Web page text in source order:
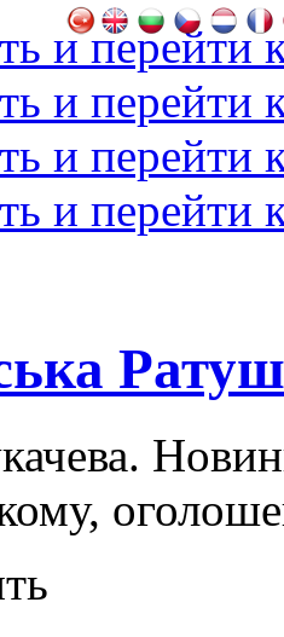
и перейти
и перейти
и перейти
и перейти